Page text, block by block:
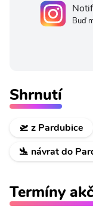
Buď
Shrnutí
🛫 z Pardubice
🛬 návrat do
Termíny